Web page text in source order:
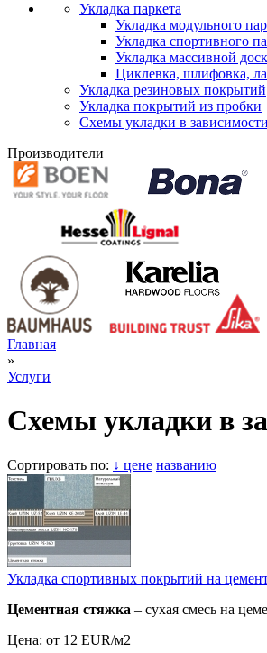
Укладка паркета
Укладка модульного
Укладка спортивного
Укладка массивной
Циклевка, шлифовка,
Укладка резиновых покрытий
Укладка покрытий из пробки
Схемы укладки в
Производители
Главная
»
Услуги
Схемы укладки в
Сортировать по: ↓ цене названию
Укладка спортивных покрытий на
Цементная стяжка – сухая смесь на
Цена: от 12 EUR/м2